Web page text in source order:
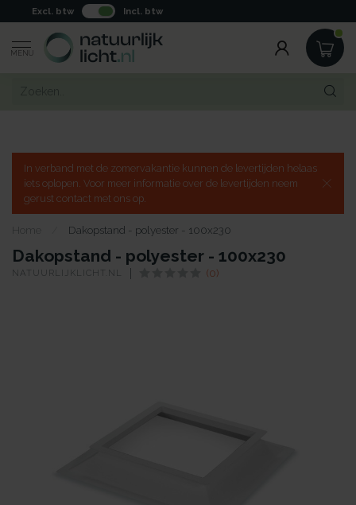
Excl. btw Incl. btw
MENU
In verband met de zomervakantie kunnen de levertijden helaas
iets oplopen. Voor meer informatie over de levertijden neem
gerust contact met ons op.
Home Dakopstand - polyester - 100x230
Dakopstand - polyester - 100x230
NATUURLIJKLICHT.NL (0)